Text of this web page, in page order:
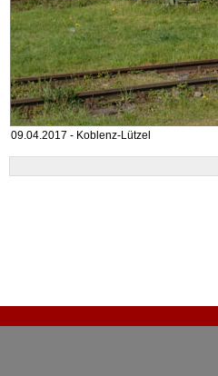
09.04.2017 - Koblenz-Lützel